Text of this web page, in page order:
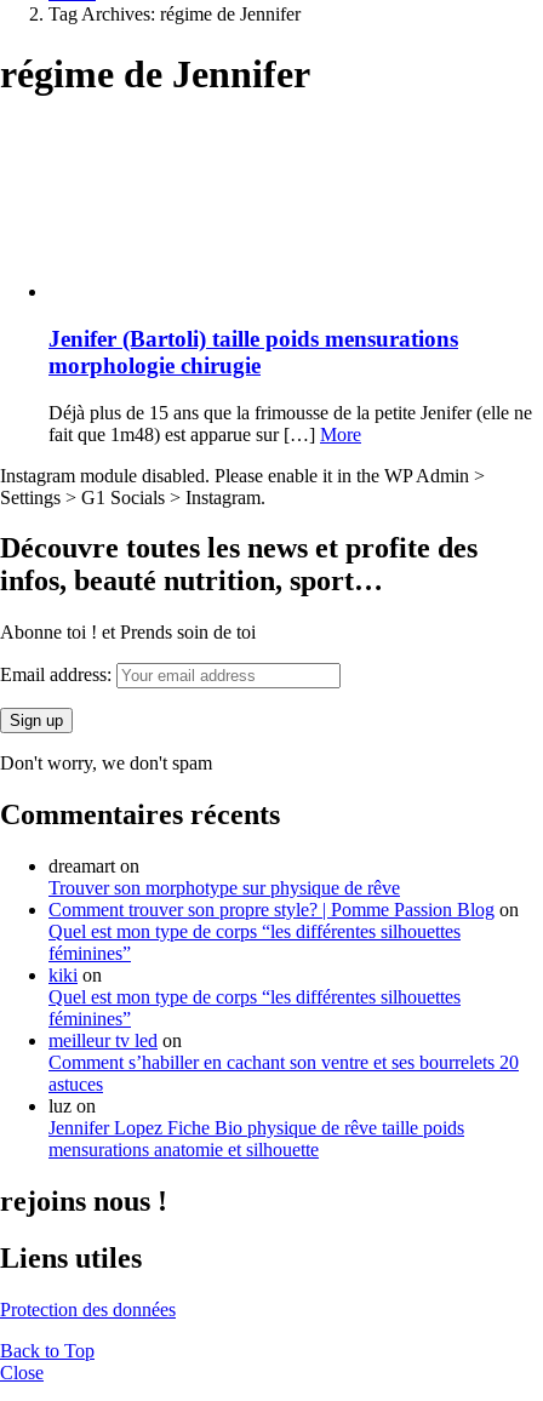
Tag Archives: régime de Jennifer
régime de Jennifer
Jenifer (Bartoli) taille poids mensurations
morphologie chirugie
Déjà plus de 15 ans que la frimousse de la petite Jenifer (elle ne
fait que 1m48) est apparue sur […] More
Instagram module disabled. Please enable it in the WP Admin >
Settings > G1 Socials > Instagram.
Découvre toutes les news et profite des
infos, beauté nutrition, sport…
Abonne toi ! et Prends soin de toi
Email address:
Don't worry, we don't spam
Commentaires récents
dreamart on
Trouver son morphotype sur physique de rêve
Comment trouver son propre style? | Pomme Passion Blog on
Quel est mon type de corps “les différentes silhouettes
féminines”
kiki on
Quel est mon type de corps “les différentes silhouettes
féminines”
meilleur tv led on
Comment s’habiller en cachant son ventre et ses bourrelets 20
astuces
luz on
Jennifer Lopez Fiche Bio physique de rêve taille poids
mensurations anatomie et silhouette
rejoins nous !
Liens utiles
Protection des données
Back to Top
Close